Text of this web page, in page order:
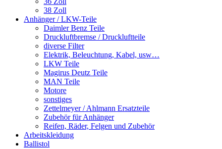
38 Zoll
Anhänger / LKW-Teile
Daimler Benz Teile
Druckluftbremse / Druckluftteile
diverse Filter
Elektrik, Beleuchtung, Kabel, usw…
LKW Teile
Magirus Deutz Teile
MAN Teile
Motore
sonstiges
Zettelmeyer / Ahlmann Ersatzteile
Zubehör für Anhänger
Reifen, Räder, Felgen und Zubehör
Arbeitskleidung
Ballistol